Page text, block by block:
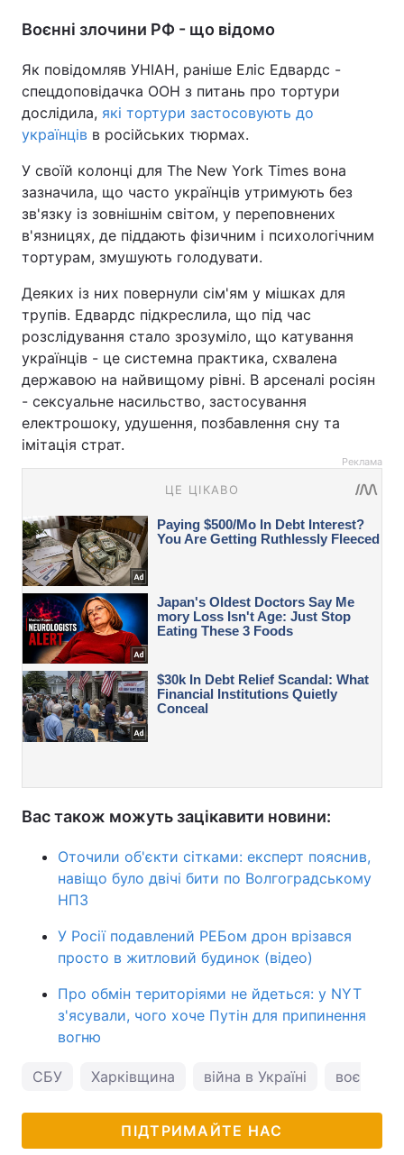
Воєнні злочини РФ - що відомо
Як повідомляв УНІАН, раніше Еліс Едвардс -
спецдоповідачка ООН з питань про тортури
дослідила, які тортури застосовують до
українців в російських тюрмах.
У своїй колонці для The New York Times вона
зазначила, що часто українців утримують без
зв'язку із зовнішнім світом, у переповнених
в'язницях, де піддають фізичним і психологічним
тортурам, змушують голодувати.
Деяких із них повернули сім'ям у мішках для
трупів. Едвардс підкреслила, що під час
розслідування стало зрозуміло, що катування
українців - це системна практика, схвалена
державою на найвищому рівні. В арсеналі росіян
- сексуальне насильство, застосування
електрошоку, удушення, позбавлення сну та
імітація страт.
Реклама
Вас також можуть зацікавити новини:
Оточили об'єкти сітками: експерт пояснив,
навіщо було двічі бити по Волгоградському
НПЗ
У Росії подавлений РЕБом дрон врізався
просто в житловий будинок (відео)
Про обмін територіями не йдеться: у NYT
з'ясували, чого хоче Путін для припинення
вогню
СБУ Харківщина війна в Україні воєнні
ПІДТРИМАЙТЕ НАС